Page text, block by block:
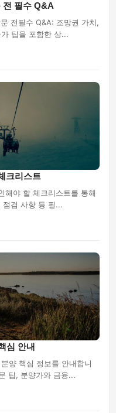
전 필수 Q&A
전필수 Q&A: 조망권 가치,
팁을 포함한 상...
크리스트
해야 할 체크리스트를 통해
점검 사항 등 필...
심 안내
양 핵심 정보를 안내합니
팁, 분양가와 금융...